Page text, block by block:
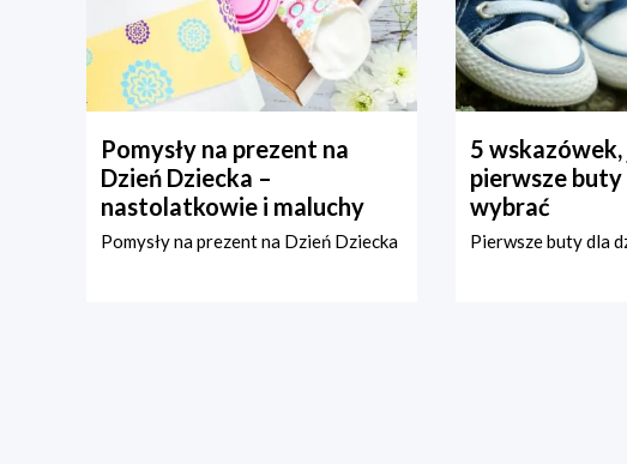
Pomysły na prezent na
Dzień Dziecka –
nastolatkowie i maluchy
Pomysły na prezent na Dzień Dziecka
5
pierwsze
wybrać
Pierwsze buty dla